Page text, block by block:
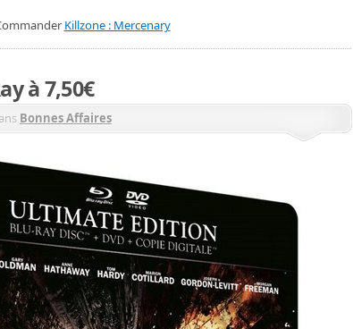
Killzone : Mercenary
à 7,50€
Bonnes Affaires